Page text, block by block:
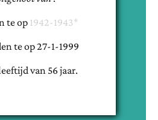
teop 1942-1943*
teop27-1-1999
van 56jaar.